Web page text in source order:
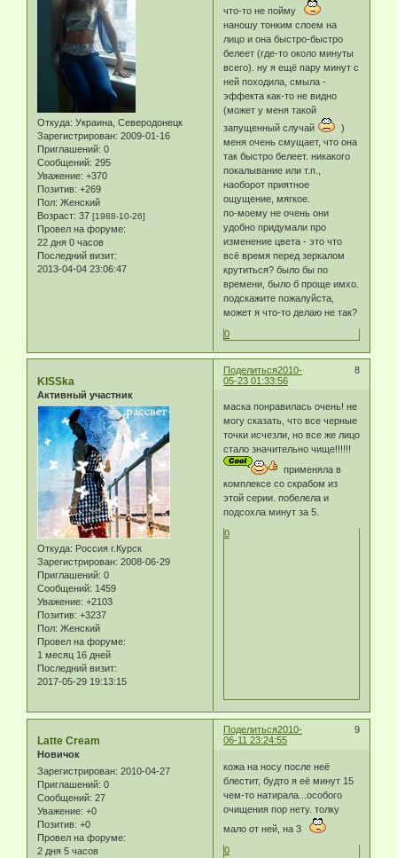
Откуда: Украина, Северодонецк
Зарегистрирован: 2009-01-16
Приглашений: 0
Сообщений: 295
Уважение: +370
Позитив: +269
Пол: Женский
Возраст: 37 [1988-10-26]
Провел на форуме:
22 дня 0 часов
Последний визит:
2013-04-04 23:06:47
что-то не пойму
наношу тонким слоем на
лицо и она быстро-быстро
белеет (где-то около минуты
всего). ну я ещё пару минут с
ней походила, смыла -
эффекта как-то не видно
(может у меня такой
запущенный случай
)
меня очень смущает, что она
так быстро белеет. никакого
покалывание или т.п.,
наоборот приятное
ощущение, мягкое.
по-моему не очень они
удобно придумали про
изменение цвета - это что
всё время перед зеркалом
крутиться? было бы по
времени, было б проще имхо.
подскажите пожалуйста,
может я что-то делаю не так?
0
Поделиться 8
2010-
05-23 01:33:56
KISSka
Активный участник
Откуда: Россия г.Курск
Зарегистрирован: 2008-06-29
Приглашений: 0
Сообщений: 1459
Уважение: +2103
Позитив: +3237
Пол: Женский
Провел на форуме:
1 месяц 16 дней
Последний визит:
2017-05-29 19:13:15
маска понравилась очень! не
могу сказать, что все черные
точки исчезли, но все же лицо
стало значительно чище!!!!!!
применяла в
комплексе со скрабом из
этой серии. побелела и
подсохла минут за 5.
0
Поделиться 9
2010-
06-11 23:24:55
Latte Cream
Новичок
Зарегистрирован: 2010-04-27
Приглашений: 0
Сообщений: 27
Уважение: +0
Позитив: +0
Провел на форуме:
2 дня 5 часов
кожа на носу после неё
блестит, будто я её минут 15
чем-то натирала...особого
очищения пор нету. толку
мало от ней, на 3
0